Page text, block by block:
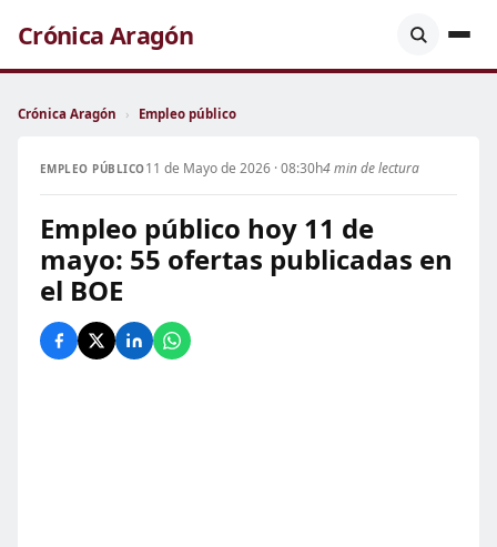
Crónica Aragón
Crónica Aragón › Empleo público
EMPLEO PÚBLICO11 de Mayo de 2026 · 08:30h4 min de lectura
Empleo público hoy 11 de
mayo: 55 ofertas publicadas en
el BOE